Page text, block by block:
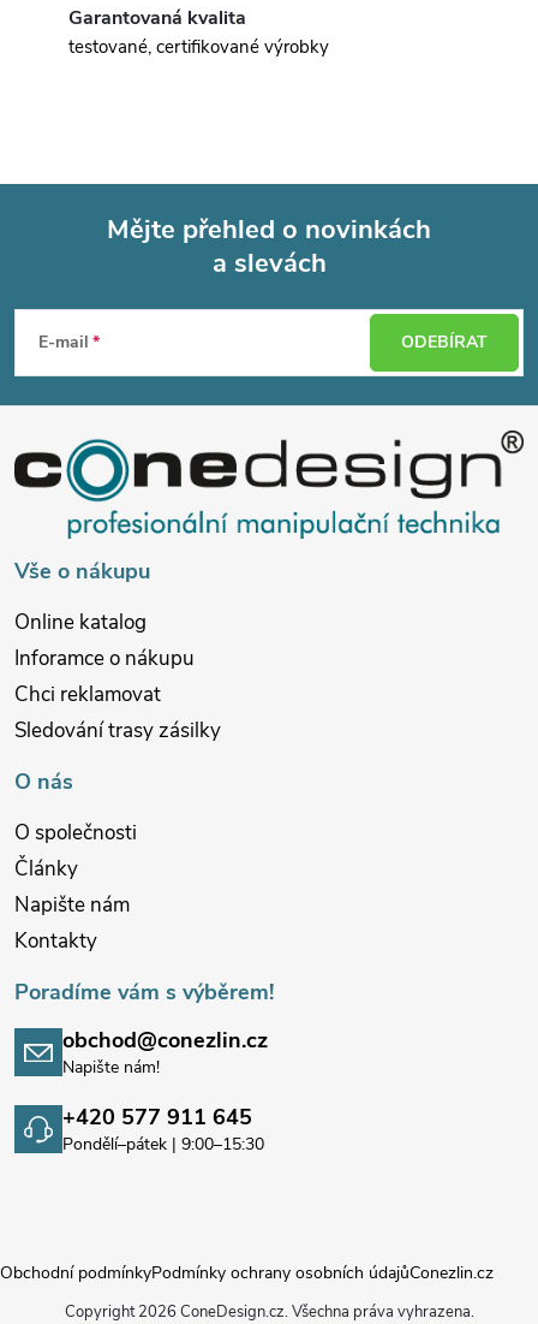
Garantovaná kvalita
testované, certifikované výrobky
p
a
Mějte přehled o novinkách
a slevách
E-mail ODEBÍRAT
Vše o nákupu
Online katalog
Inforamce o nákupu
Chci reklamovat
Sledování trasy zásilky
O nás
O společnosti
Články
Napište nám
Kontakty
Poradíme vám s výběrem!
obchod@conezlin.cz
Napište nám!
+420 577 911 645
Pondělí–pátek | 9:00–15:30
Obchodní podmínkyPodmínky ochrany osobních údajůConezlin.cz
Copyright 2026 ConeDesign.cz. Všechna práva vyhrazena.